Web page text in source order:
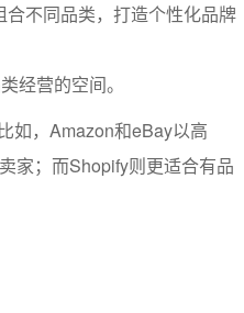
不同品类，打造个性化品牌
经营的空间。
如，Amazon和eBay以高
家；而Shopify则更适合有品